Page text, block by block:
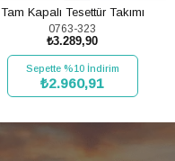
Tam Kapalı Tesettür Takımı
0763-323
₺3.289,90
Sepette %10 İndirim
₺2.960,91
SEPETE EKLE